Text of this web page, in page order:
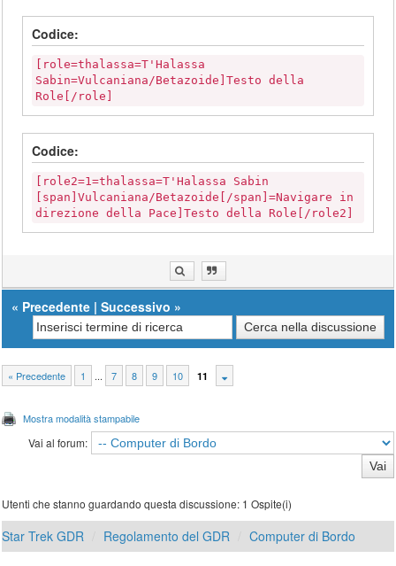
Codice:
[role=thalassa=T'Halassa
Sabin=Vulcaniana/Betazoide]Testo della
Role[/role]
Codice:
[role2=1=thalassa=T'Halassa Sabin
[span]Vulcaniana/Betazoide[/span]=Navigare in
direzione della Pace]Testo della Role[/role2]
« Precedente |Successivo »
« Precedente 1 ... 7 8 9 10 11
Mostra modalità stampabile
Vai al forum:
Utenti che stanno guardando questa discussione: 1 Ospite(i)
Star Trek GDR Regolamento del GDR Computer di Bordo